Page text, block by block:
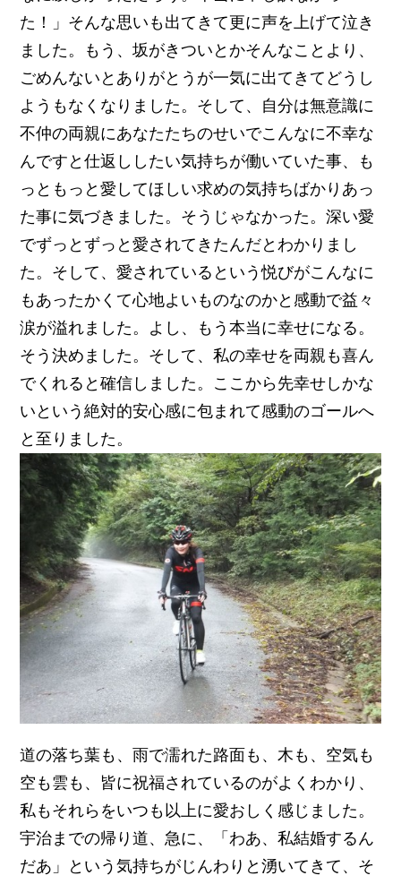
た！」そんな思いも出てきて更に声を上げて泣き
ました。もう、坂がきついとかそんなことより、
ごめんないとありがとうが一気に出てきてどうし
ようもなくなりました。そして、自分は無意識に
不仲の両親にあなたたちのせいでこんなに不幸な
んですと仕返ししたい気持ちが働いていた事、も
っともっと愛してほしい求めの気持ちばかりあっ
た事に気づきました。そうじゃなかった。深い愛
でずっとずっと愛されてきたんだとわかりまし
た。そして、愛されているという悦びがこんなに
もあったかくて心地よいものなのかと感動で益々
涙が溢れました。よし、もう本当に幸せになる。
そう決めました。そして、私の幸せを両親も喜ん
でくれると確信しました。ここから先幸せしかな
いという絶対的安心感に包まれて感動のゴールへ
と至りました。
道の落ち葉も、雨で濡れた路面も、木も、空気も
空も雲も、皆に祝福されているのがよくわかり、
私もそれらをいつも以上に愛おしく感じました。
宇治までの帰り道、急に、「わあ、私結婚するん
だあ」という気持ちがじんわりと湧いてきて、そ